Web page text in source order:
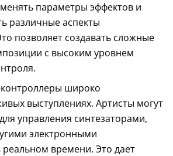
параметры эффектов и
различные аспекты
позволяет создавать сложные
с высоким уровнем
широко
выступлениях. Артисты могут
управления синтезаторами,
электронными
времени. Это дает